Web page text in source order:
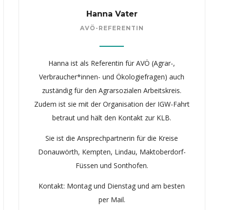
Hanna Vater
AVÖ-REFERENTIN
Hanna ist als Referentin für AVÖ (Agrar-,
Verbraucher*innen- und Ökologiefragen) auch
zuständig für den Agrarsozialen Arbeitskreis.
Zudem ist sie mit der Organisation der IGW-Fahrt
betraut und hält den Kontakt zur KLB.
Sie ist die Ansprechpartnerin für die Kreise
Donauwörth, Kempten, Lindau, Maktoberdorf-
Füssen und Sonthofen.
Kontakt: Montag und Dienstag und am besten
per Mail.